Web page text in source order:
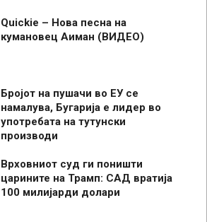
Quickie – Нова песна на
кумановец Аиман (ВИДЕО)
Бројот на пушачи во ЕУ се
намалува, Бугарија е лидер во
употребата на тутунски
производи
Врховниот суд ги поништи
царините на Трамп: САД вратија
100 милијарди долари